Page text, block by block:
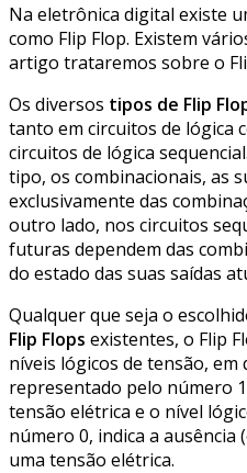
Na eletrônica digital existe
como Flip Flop. Existem
artigo trataremos sobre o
Os diversos tipos de Flip
tanto em circuitos de lógica
circuitos de lógica
tipo, os combinacionais, as
exclusivamente das
outro lado, nos circuitos
futuras dependem das
do estado das suas saídas
Qualquer que seja o
Flip Flops existentes, o Flip
níveis lógicos de tensão,
representado pelo número
tensão elétrica e o nível
número 0, indica a
uma tensão elétrica.